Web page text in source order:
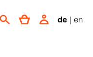
de | en